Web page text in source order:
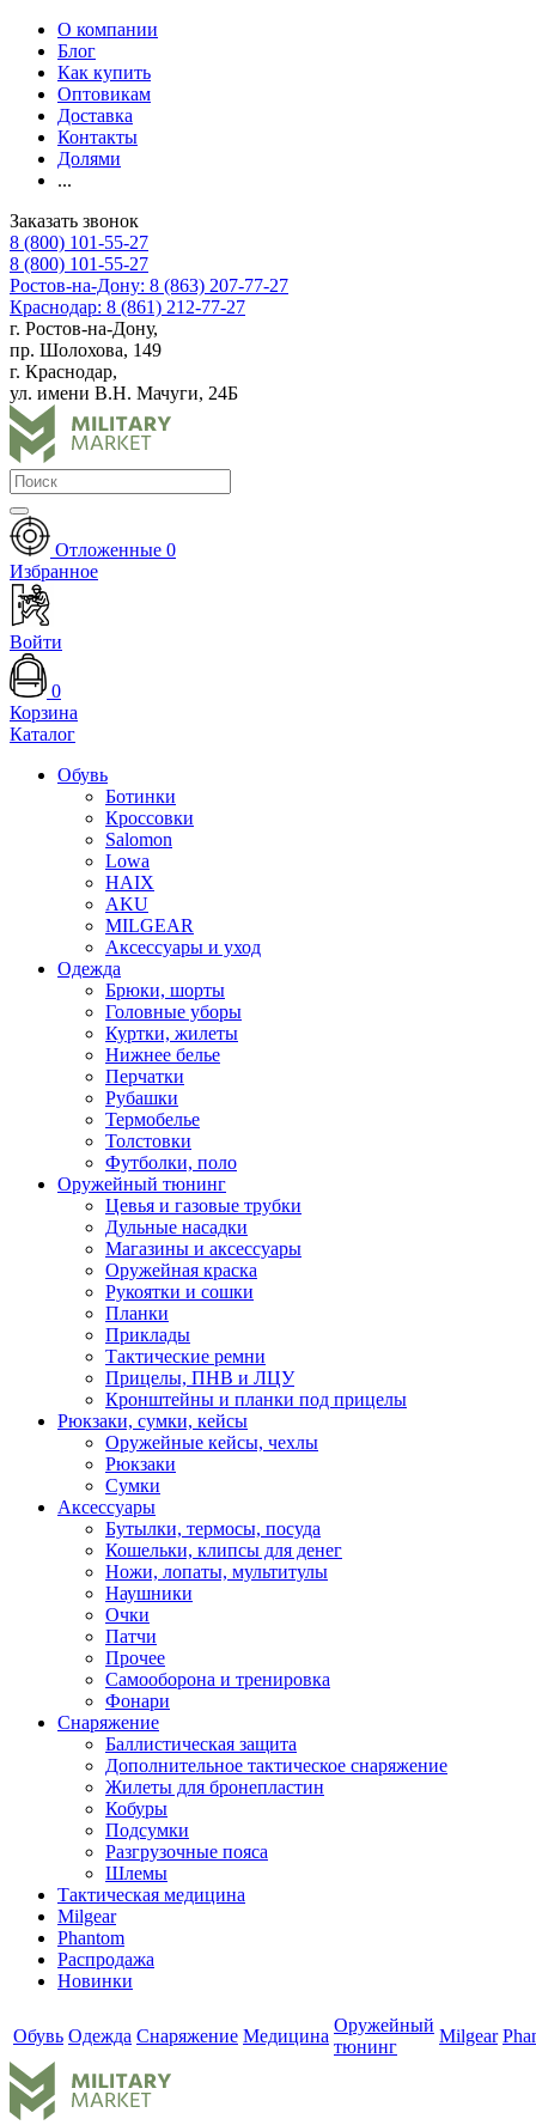
О компании
Блог
Как купить
Оптовикам
Доставка
Контакты
Долями
...
Заказать звонок
8 (800) 101-55-27
8 (800) 101-55-27
Ростов-на-Дону: 8 (863) 207-77-27
Краснодар: 8 (861) 212-77-27
г. Ростов-на-Дону,
пр. Шолохова, 149
г. Краснодар,
ул. имени В.Н. Мачуги, 24Б
Отложенные 0
Избранное
Войти
0
Корзина
Каталог
Обувь
Ботинки
Кроссовки
Salomon
Lowa
HAIX
AKU
MILGEAR
Аксессуары и уход
Одежда
Брюки, шорты
Головные уборы
Куртки, жилеты
Нижнее белье
Перчатки
Рубашки
Термобелье
Толстовки
Футболки, поло
Оружейный тюнинг
Цевья и газовые трубки
Дульные насадки
Магазины и аксессуары
Оружейная краска
Рукоятки и сошки
Планки
Приклады
Тактические ремни
Прицелы, ПНВ и ЛЦУ
Кронштейны и планки под прицелы
Рюкзаки, сумки, кейсы
Оружейные кейсы, чехлы
Рюкзаки
Сумки
Аксессуары
Бутылки, термосы, посуда
Кошельки, клипсы для денег
Ножи, лопаты, мультитулы
Наушники
Очки
Патчи
Прочее
Самооборона и тренировка
Фонари
Снаряжение
Баллистическая защита
Дополнительное тактическое снаряжение
Жилеты для бронепластин
Кобуры
Подсумки
Разгрузочные пояса
Шлемы
Тактическая медицина
Milgear
Phantom
Распродажа
Новинки
Обувь Одежда Снаряжение Медицина
Оружейный
тюнинг
Milgear